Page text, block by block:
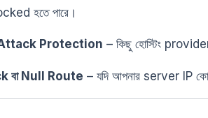
হতে পারে।
Protection – কিছু হোস্টিং
বা Null Route – যদি আপনার server IP